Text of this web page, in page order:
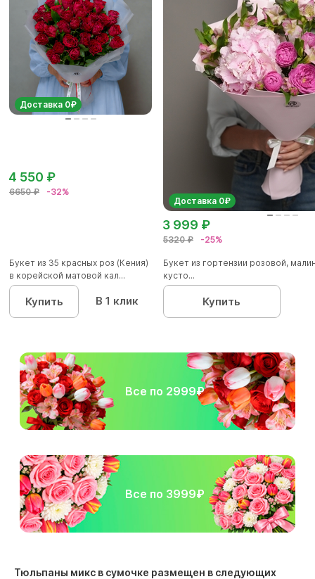
Доставка 0₽
6650 ₽ -32%
4 550 ₽
Букет из 35 красных роз (Кения)
в корейской матовой кал...
Купить В 1 клик
Доставка 0₽
5320 ₽ -25%
3 999 ₽
Букет из гортензии розовой,
кусто...
Купить
Все по 2999₽
Все по 3999₽
Тюльпаны микс в сумочке размещен в следующих